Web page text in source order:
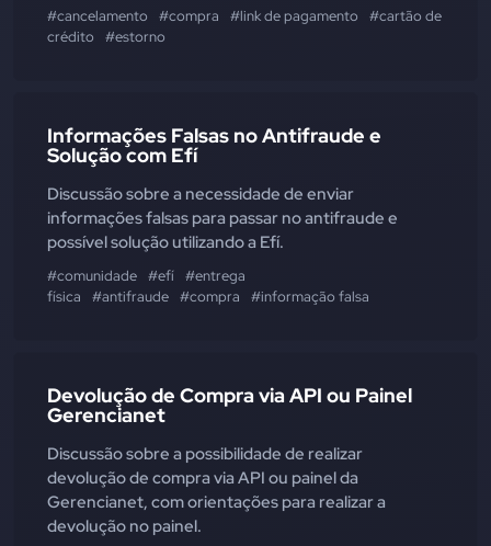
#cancelamento #compra #link de pagamento
#cartão de
crédito
#estorno
Informações Falsas no Antifraude e
Solução com Efí
Discussão sobre a necessidade de enviar
informações falsas para passar no antifraude e
possível solução utilizando a Efí.
#comunidade #efí #entrega
física
#antifraude #compra #informação falsa
Devolução de Compra via API ou Painel
Gerencianet
Discussão sobre a possibilidade de realizar
devolução de compra via API ou painel da
Gerencianet, com orientações para realizar a
devolução no painel.